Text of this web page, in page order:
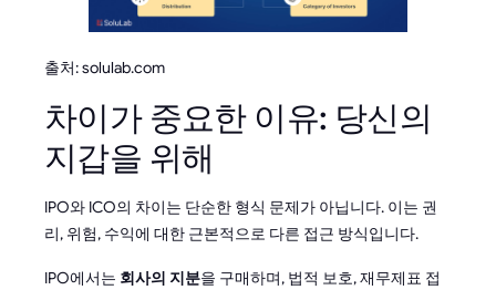
출처: solulab.com
차이가 중요한 이유: 당신의
지갑을 위해
IPO와 ICO의 차이는 단순한 형식 문제가 아닙니다. 이는 권
리, 위험, 수익에 대한 근본적으로 다른 접근 방식입니다.
IPO에서는 회사의 지분을 구매하며, 법적 보호, 재무제표 접